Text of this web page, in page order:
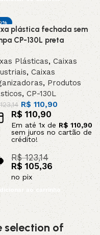
plástica fechada sem
CP-130L preta
Plásticas,Caixas
,Caixas
,Produtos
,CP-130L
R$ 110,90
R$ 110,90
Em até 1x de R$ 110,90
sem juros no cartão de
crédito!
R$123,14
R$105,36
no pix
ao carrinho
selection of